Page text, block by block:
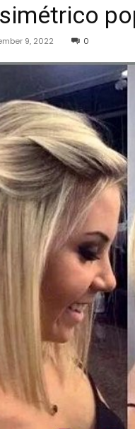
9, 2022 0